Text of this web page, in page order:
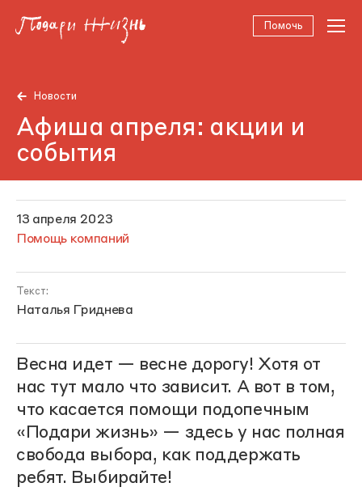
Помочь
Новости
Афиша апреля: акции и
события
13 апреля 2023
Помощь компаний
Текст:
Наталья Гриднева
Весна идет — весне дорогу! Хотя от
нас тут мало что зависит. А вот в том,
что касается помощи подопечным
«Подари жизнь» — здесь у нас полная
свобода выбора, как поддержать
ребят. Выбирайте!